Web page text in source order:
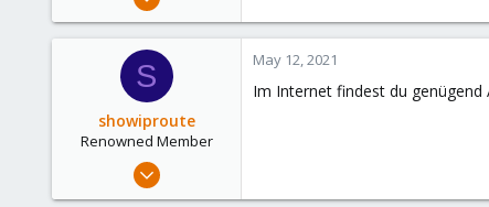
0
S
showiproute
Renowned Member
Mar 11, 2020
May 12, 2021
Im Internet findest du genügend